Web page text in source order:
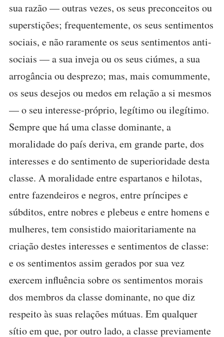
sua razão — outras vezes, os seus preconceitos ou
superstições; frequentemente, os seus sentimentos
sociais, e não raramente os seus sentimentos anti-
sociais — a sua inveja ou os seus ciúmes, a sua
arrogância ou desprezo; mas, mais comummente,
os seus desejos ou medos em relação a si mesmos
— o seu interesse-próprio, legítimo ou ilegítimo.
Sempre que há uma classe dominante, a
moralidade do país deriva, em grande parte, dos
interesses e do sentimento de superioridade desta
classe. A moralidade entre espartanos e hilotas,
entre fazendeiros e negros, entre príncipes e
súbditos, entre nobres e plebeus e entre homens e
mulheres, tem consistido maioritariamente na
criação destes interesses e sentimentos de classe:
e os sentimentos assim gerados por sua vez
exercem influência sobre os sentimentos morais
dos membros da classe dominante, no que diz
respeito às suas relações mútuas. Em qualquer
sítio em que, por outro lado, a classe previamente